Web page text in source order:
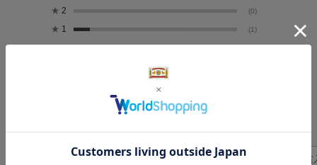
★ 2 (0)
★ 1 (1)
気になるレビューを表示
お色 緑色 青磁色 お猪口